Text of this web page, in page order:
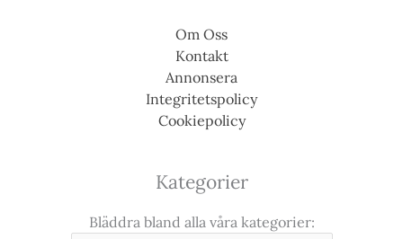
Om Oss
Kontakt
Annonsera
Integritetspolicy
Cookiepolicy
Kategorier
Bläddra bland alla våra kategorier: